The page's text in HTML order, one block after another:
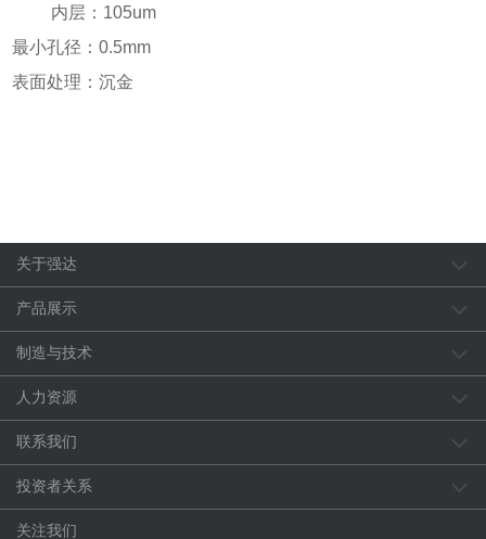
内层：105um
最小孔径：0.5mm
表面处理：沉金
关于强达
产品展示
制造与技术
人力资源
联系我们
投资者关系
关注我们